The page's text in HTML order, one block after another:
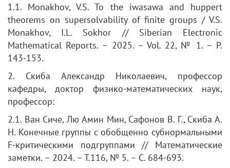
1.1. Monakhov, V.S. To the iwasawa and huppert
theorems on supersolvability of finite groups / V.S.
Monakhov, I.L. Sokhor // Siberian Electronic
Mathematical Reports. – 2025. – Vol. 22, № 1. – P.
143-153.
2. Скиба Александр Николаевич, профессор
кафедры, доктор физико-математических наук,
профессор:
2.1. Ван Сиче, Лю Амин Мин, Сафонов В. Г., Скиба А.
Н. Конечные группы с обобщенно субнормальными
F-критическими подгруппами // Математические
заметки. – 2024. – Т.116, № 5. – С. 684-693.